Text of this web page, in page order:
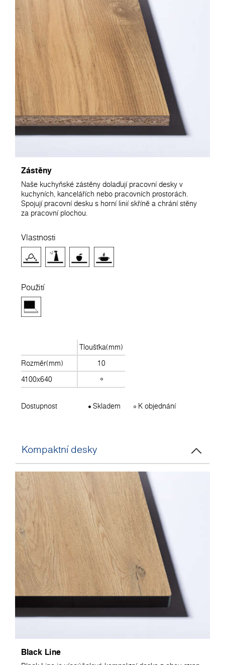
Zástěny
Naše kuchyňské zástěny dolaďují pracovní desky v
kuchyních, kancelářích nebo pracovních prostorách.
Spojují pracovní desku s horní linií skříně a chrání stěny
za pracovní plochou.
Vlastnosti
Použití
Tloušťka(mm)
Rozměr(mm)
10
4100x640
Dostupnost Skladem K objednání
Kompaktní desky
Black Line